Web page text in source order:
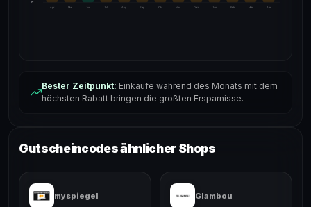
0%
Apr
Mai Jun Jul Aug Sep Okt Nov Dez Jan Feb Mär Apr
Bester Zeitpunkt: Einkäufe während des Monats mit dem
höchsten Rabatt bringen die größten Ersparnisse.
Gutscheincodes ähnlicher Shops
myspiegel Glambou